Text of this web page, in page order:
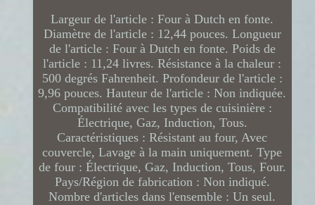
Largeur de l'article : Four à Dutch en fonte.
Diamètre de l'article : 12,44 pouces. Longueur
de l'article : Four à Dutch en fonte. Poids de
l'article : 11,24 livres. Résistance à la chaleur :
500 degrés Fahrenheit. Profondeur de l'article :
9,96 pouces. Hauteur de l'article : Non indiquée.
Compatibilité avec les types de cuisinière :
Électrique, Gaz, Induction, Tous.
Caractéristiques : Résistant au four, Avec
couvercle, Lavage à la main uniquement. Type
de four : Électrique, Gaz, Induction, Tous, Four.
Pays/Région de fabrication : Non indiqué.
Nombre d'articles dans l'ensemble : Un seul.